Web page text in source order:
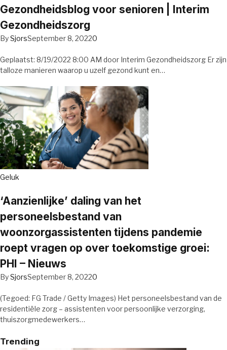
Gezondheidsblog voor senioren | Interim
Gezondheidszorg
BySjorsSeptember 8, 20220
Geplaatst: 8/19/2022 8:00 AM door Interim Gezondheidszorg Er zijn
talloze manieren waarop u uzelf gezond kunt en…
Geluk
‘Aanzienlijke’ daling van het
personeelsbestand van
woonzorgassistenten tijdens pandemie
roept vragen op over toekomstige groei:
PHI – Nieuws
BySjorsSeptember 8, 20220
(Tegoed: FG Trade / Getty Images) Het personeelsbestand van de
residentiële zorg – assistenten voor persoonlijke verzorging,
thuiszorgmedewerkers…
Trending